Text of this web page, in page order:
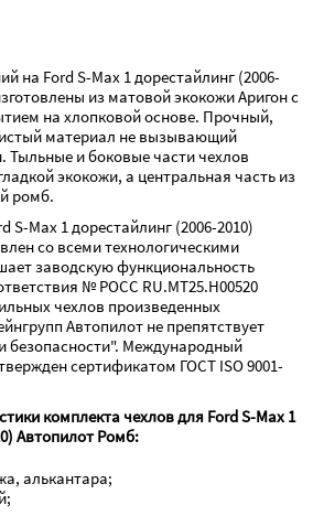
на Ford S-Max 1 дорестайлинг (2006-
из матовой экокожи Аригон с
на хлопковой основе. Прочный,
материал не вызывающий
Тыльные и боковые части чехлов
экокожи, а центральная часть из
ромб.
S-Max 1 дорестайлинг (2006-2010)
со всеми технологическими
заводскую функциональность
№ РОСС RU.МТ25.Н00520
чехлов произведенных
Автопилот не препятствует
безопасности". Международный
сертификатом ГОСТ ISO 9001-
комплекта чехлов для Ford S-Max 1
Автопилот Ромб:
алькантара;